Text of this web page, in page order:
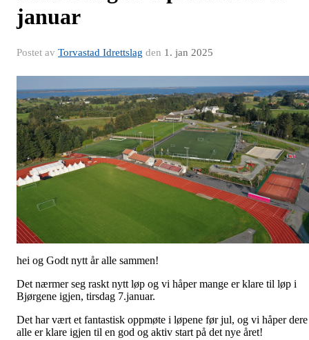
januar
Postet av Torvastad Idrettslag den 1. jan 2025
hei og Godt nytt år alle sammen!
Det nærmer seg raskt nytt løp og vi håper mange er klare til løp i
Bjørgene igjen, tirsdag 7.januar.
Det har vært et fantastisk oppmøte i løpene før jul, og vi håper dere
alle er klare igjen til en god og aktiv start på det nye året!